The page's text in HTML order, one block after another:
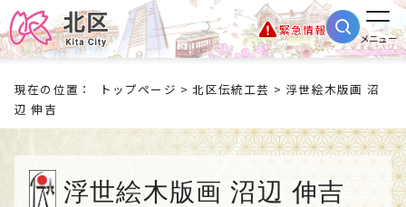
緊急情報
メニュー
現在の位置： トップページ >北区伝統工芸 > 浮世絵木版画 沼
辺 伸吉
浮世絵木版画 沼辺 伸吉